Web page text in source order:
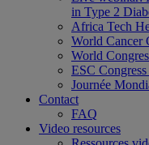
in Type 2
Africa Tech
World Cancer
World
ESC
Journée
Contact
FAQ
Video resources